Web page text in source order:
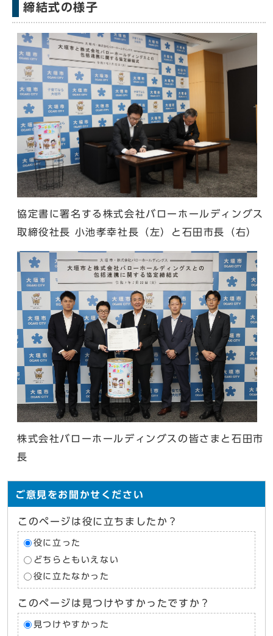
締結式の様子
協定書に署名する株式会社バローホールディングス
取締役社長 小池孝幸社長（左）と石田市長（右）
株式会社バローホールディングスの皆さまと石田市
長
ご意見をお聞かせください
このページは役に立ちましたか？
役に立った
どちらともいえない
役に立たなかった
このページは見つけやすかったですか？
見つけやすかった